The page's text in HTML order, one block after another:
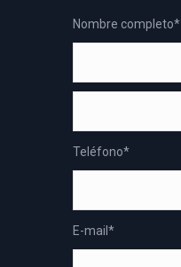
Nombre completo*
Teléfono*
E-mail *